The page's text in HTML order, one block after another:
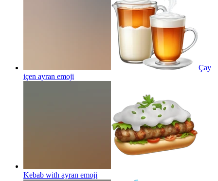
Çay
içen ayran emoji
Kebab with ayran emoji